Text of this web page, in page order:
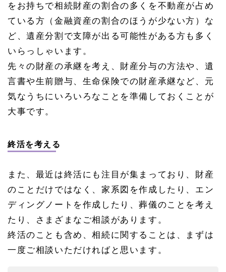
をお持ちで相続財産の割合の多くを不動産が占め
ている方（金融資産の割合のほうが少ない方）な
ど、遺産分割で支障が出る可能性がある方も多く
いらっしゃいます。
先々の財産の承継を考え、財産分与の方法や、遺
言書や生前贈与、生命保険での財産承継など、元
気なうちにいろいろなことを準備しておくことが
大事です。
終活を考える
また、最近は終活にも注目が集まっており、財産
のことだけではなく、家系図を作成したり、エン
ディングノートを作成したり、葬儀のことを考え
たり、さまざまなご相談があります。
終活のことも含め、相続に関することは、まずは
一度ご相談いただければと思います。